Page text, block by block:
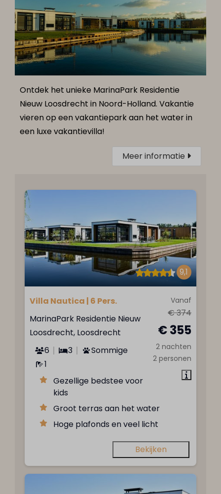
Ontdek het unieke MarinaPark Residentie
Nieuw Loosdrecht in Noord-Holland. Vakantie
vieren op een vakantiepark aan het water in
een luxe vakantievilla!
Meer informatie
9,1
Vanaf
€ 374
€ 355
2 nachten
2 personen
Villa Nautica | 6 Pers.
MarinaPark Residentie Nieuw
Loosdrecht, Loosdrecht
6
3
Sommige
1
Gezellige bedstee voor
kids
Groot terras aan het water
Hoge plafonds en veel licht
Bekijken